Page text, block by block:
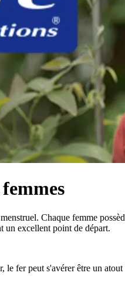
Chaque femme
un excellent point de départ.
le fer peut s'avérer être un